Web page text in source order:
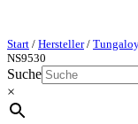
Start / Hersteller/
NS9530
Suche
×